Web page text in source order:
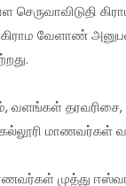
செருவாவிடுதி
வேளாண்
தரவரிசை,
மாணவர்கள்
முத்து